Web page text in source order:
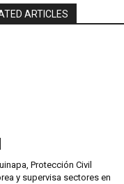
ARTICLES
Protección Civil
y supervisa sectores en